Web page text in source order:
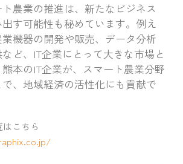
農業の推進は、新たなビジネス
す可能性も秘めています。例え
機器の開発や販売、データ分析
ど、IT企業にとって大きな市場と
本のIT企業が、スマート農業分野
、地域経済の活性化にも貢献で
こちら